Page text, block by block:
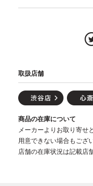
取扱店舗
商品の在庫について
メーカーよりお取り寄せ
用意できない場合もござ
店舗の在庫状況は記載店